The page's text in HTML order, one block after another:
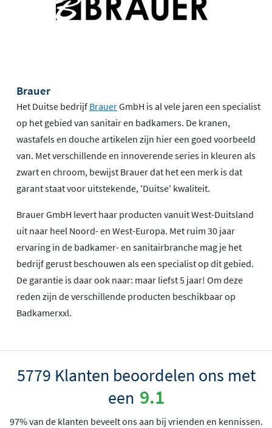
Brauer
Het Duitse bedrijf BrauerGmbH is al vele jaren een specialist
op het gebied van sanitair en badkamers. De kranen,
wastafels en douche artikelen zijn hier een goed voorbeeld
van. Met verschillende en innoverende series in kleuren als
zwart en chroom, bewijst Brauer dat het een merk is dat
garant staat voor uitstekende, 'Duitse' kwaliteit.
Brauer GmbH levert haar producten vanuit West-Duitsland
uit naar heel Noord- en West-Europa. Met ruim 30 jaar
ervaring in de badkamer- en sanitairbranche mag je het
bedrijf gerust beschouwen als een specialist op dit gebied.
De garantie is daar ook naar: maar liefst 5 jaar! Om deze
reden zijn de verschillende producten beschikbaar op
Badkamerxxl.
5779 Klanten beoordelen ons met
een 9.1
97% van de klanten beveelt ons aan bij vrienden en kennissen.